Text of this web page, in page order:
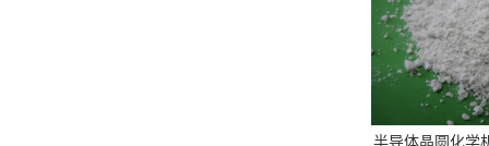
半导体晶圆化学